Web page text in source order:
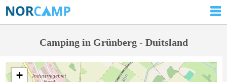
Camping in Grünberg - Duitsland
+